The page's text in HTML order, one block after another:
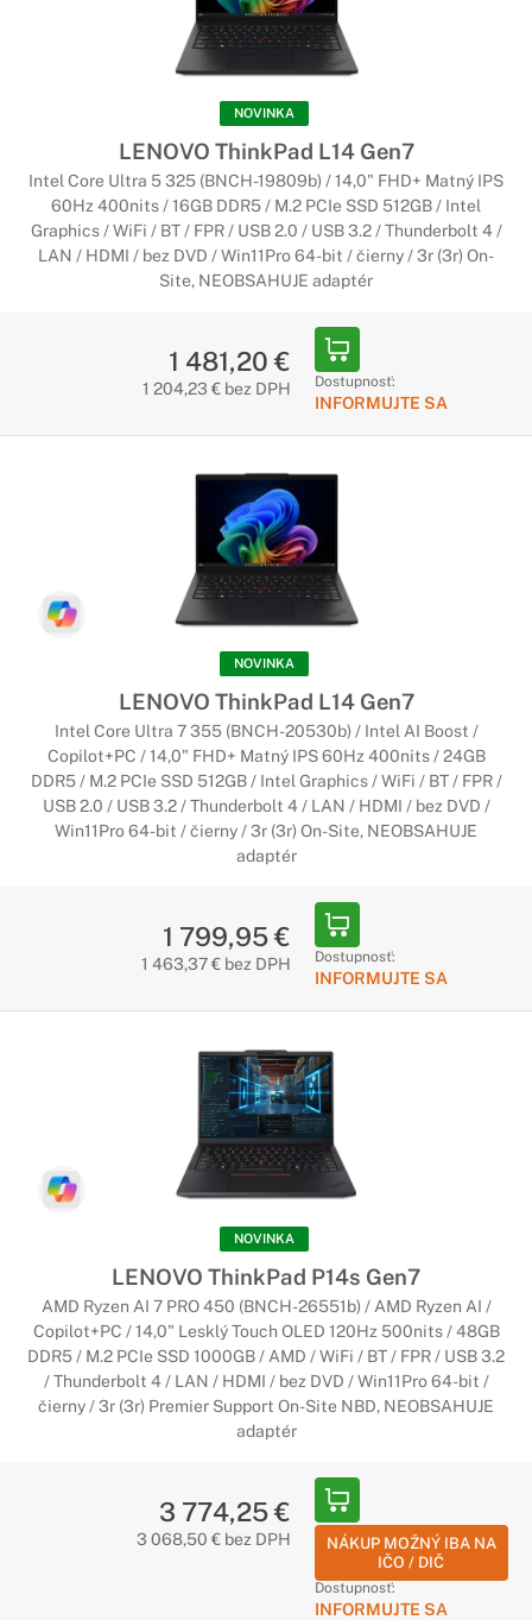
vzhľadu a skvelým funkciám týchto firemných notebookov.
Sú zabezpečené, navrhnuté pre zvýšenie produktivity a
vďaka ich vzhľadu bude vaše podnikanie vyzerať štýlovejšie.
Notebooky Lenovo ThinkPad T
Môžete sa na neho spoľahnúť
Tieto skvelé notebooky sú odolné a výkonné, či už ste v
kancelárii alebo v teréne. Funkcie pre vašu produktivitu -
vynikajúca výdrž batérie, bleskovo rýchle porty USB-
Thunderbolt a výkonné spracovanie vám umožní udržať krok.
Notebooky Lenovo ThinkPad X
Prvotriedny zážitok
Vďaka menšej veľkosti a skvelej výdrži batérie je rad
profesionál si zvolí rad X vďaka jeho spracovaniu,
všestrannosti a skvelým zabezpečovacím vlastnostiam.
Notebooky Lenovo ThinkPad L
Legendárna spoľahlivosť a technológie
Ak je pre vás najdôležitejšia produktivita a cena, tieto
notebooky sú tu práve pre vás. Rad L, ako aj celá séria
notebookov ThinkPad, ponúka legendárnu spoľahlivosť, našu
ocenenú klávesnicu odolnú voči poliatiu, bezpečnostné
funkcie a špičkové webové konferencie za rozumné ceny.
Notebooky Lenovo ThinkPad P
Tie najvýkonnejšie notebooky
stanice je rad notebookov ThinkPad P certifikovaný ISV pre
všetky hlavné aplikácie. Tieto systémy sú vybavené
výnimočne rýchlou grafikou a procesormi a najmodernejšími
Notebooky Lenovo ThinkPad Z
Najnovšie zariadenia modelovej rady
Modelová rada ThinkPad predstavuje tie najvýkonnejšie
kancelárii i mimo nej. Novinka ThinkPad Z predstavuje
ultramobilné firemné zariadenia, ktoré sa môžu pochváliť
množstvom skvelých funkcií a najnovším hardvérom, ktorý sa
na trhu nachádza. Notebooky ThinkPad Z v sebe spájajú tri
základné piliere - inovácie, moderný dizajn a kvalitu.
NOVINKA
LENOVO ThinkPad L14 Gen7
Intel Core Ultra 5 325 (BNCH-19809b) / 14,0" FHD+ Matný IPS
60Hz 400nits / 16GB DDR5 / M.2 PCIe SSD 512GB / Intel
Graphics / WiFi / BT / FPR / USB 2.0 / USB 3.2 / Thunderbolt 4 /
LAN / HDMI / bez DVD / Win11Pro 64-bit / čierny / 3r (3r) On-
Site, NEOBSAHUJE adaptér
1 481,20 €
1 204,23 € bez DPH Dostupnosť:
INFORMUJTE SA
NOVINKA
LENOVO ThinkPad L14 Gen7
Intel Core Ultra 7 355 (BNCH-20530b) / Intel AI Boost /
Copilot+PC / 14,0" FHD+ Matný IPS 60Hz 400nits / 24GB
DDR5 / M.2 PCIe SSD 512GB / Intel Graphics / WiFi / BT / FPR /
USB 2.0 / USB 3.2 / Thunderbolt 4 / LAN / HDMI / bez DVD /
Win11Pro 64-bit / čierny / 3r (3r) On-Site, NEOBSAHUJE
adaptér
1 799,95 €
1 463,37 € bez DPH Dostupnosť:
INFORMUJTE SA
NOVINKA
LENOVO ThinkPad P14s Gen7
AMD Ryzen AI 7 PRO 450 (BNCH-26551b) / AMD Ryzen AI /
Copilot+PC / 14,0" Lesklý Touch OLED 120Hz 500nits / 48GB
DDR5 / M.2 PCIe SSD 1000GB / AMD / WiFi / BT / FPR / USB 3.2
/ Thunderbolt 4 / LAN / HDMI / bez DVD / Win11Pro 64-bit /
čierny / 3r (3r) Premier Support On-Site NBD, NEOBSAHUJE
adaptér
3 774,25 €
3 068,50 € bez DPH
NÁKUP MOŽNÝ IBA NA
IČO / DIČ
Dostupnosť:
INFORMUJTE SA